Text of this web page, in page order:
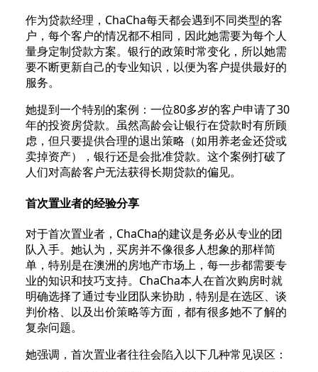
作为贷款经理，ChaCha每天都会遇到不同类型的客
户，每个客户的情况都不相同，因此她需要为每个人
量身定制贷款方案。银行的政策时常变化，所以她需
要不断更新自己的专业知识，以便为客户提供最好的
服务。
她提到一个特别的案例：一位80多岁的客户申请了30
年的投资房贷款。虽然高龄会让银行在贷款时有所顾
虑，但只要提供合理的退出策略（如用养老金还贷或
卖掉资产），银行还是会批准贷款。这个案例打破了
人们对高龄客户无法获得长期贷款的偏见。
首次置业者的经验分享
对于首次置业者，ChaCha的建议是务必从专业的团
队入手。她认为，买房并不像很多人想象的那样简
单，特别是在澳洲的房地产市场上，每一步都需要专
业的知识和技巧支持。ChaCha本人在首次购房时就
明确选择了通过专业团队来协助，特别是在选区、谈
判价格、以及出价策略等方面，都有很多她不了解的
复杂问题。
她强调，首次置业者往往会陷入以下几种常见误区：